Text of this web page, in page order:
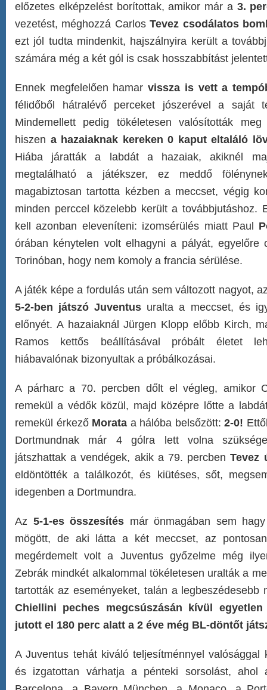
előzetes elképzelést borítottak, amikor már a 3.
vezetést, méghozzá CarlosTevez csodálatos
ezt jól tudta mindenkit, hajszálnyira került a
számára még a két gól is csak hosszabbítást
Ennek megfelelően hamarvissza is vett a
félidőből hátralévő perceket jószerével a saját
Mindemellett pedig tökéletesen valósították
hiszen a hazaiaknak kereken 0 kaput eltaláló
Hiába járatták a labdát a hazaiak, akiknél
megtalálható a játékszer, ez meddő
magabiztosan tartotta kézben a meccset, végig
minden perccel közelebb került a továbbjutáshoz.
kell azonban eleveníteni: izomsérülés miatt Paul
órában kénytelen volt elhagyni a pályát, egyelőre
Torinóban, hogy nem komoly a francia sérülése.
A játék képe a fordulás után sem változott nagyot,
5-2-ben játszó Juventus uralta a meccset, és
előnyét. A hazaiaknál Jürgen Klopp előbb Kirch,
Ramos kettős beállításával próbált életet
hiábavalónak bizonyultak a próbálkozásai.
A párharc a 70. percben dőlt el végleg, amikor
remekül a védők közül, majd középre lőtte a
remekül érkező Morata a hálóba belsőzött:2-0!
Dortmundnak már 4 gólra lett volna
játszhattak a vendégek, akik a 79. percbenTevez
eldöntötték a találkozót, és kiütéses, sőt,
idegenben a Dortmundra.
Az 5-1-es összesítés már önmagában sem
mögött, de aki látta a két meccset, az
megérdemelt volt a Juventus győzelme még
Zebrák mindkét alkalommal tökéletesen uralták a
tartották az eseményeket, talán a legbeszédesebb
Chiellini peches megcsúszásán kívül
jutott el 180 perc alatt a 2 éve még BL-döntőt
A Juventus tehát kiváló teljesítménnyel valósággal
és izgatottan várhatja a pénteki sorsolást, ahol